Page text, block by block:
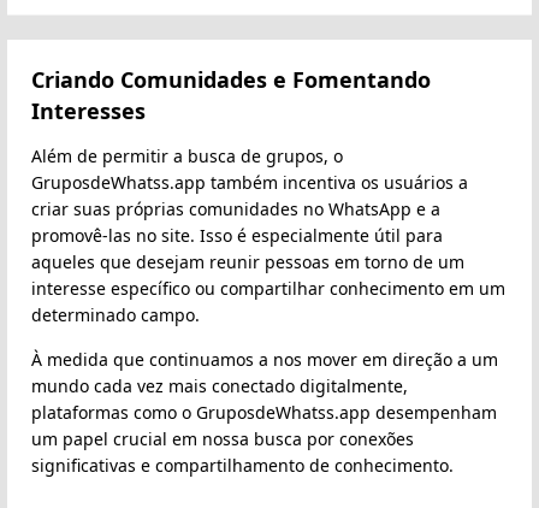
Criando Comunidades e Fomentando
Interesses
Além de permitir a busca de grupos, o
GruposdeWhatss.app também incentiva os usuários a
criar suas próprias comunidades no WhatsApp e a
promovê-las no site. Isso é especialmente útil para
aqueles que desejam reunir pessoas em torno de um
interesse específico ou compartilhar conhecimento em um
determinado campo.
À medida que continuamos a nos mover em direção a um
mundo cada vez mais conectado digitalmente,
plataformas como o GruposdeWhatss.app desempenham
um papel crucial em nossa busca por conexões
significativas e compartilhamento de conhecimento.